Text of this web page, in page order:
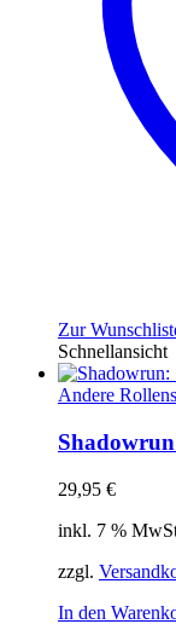
Zur
Schnellansicht
Andere
29,95 €
inkl. 7 %
zzgl.
In den